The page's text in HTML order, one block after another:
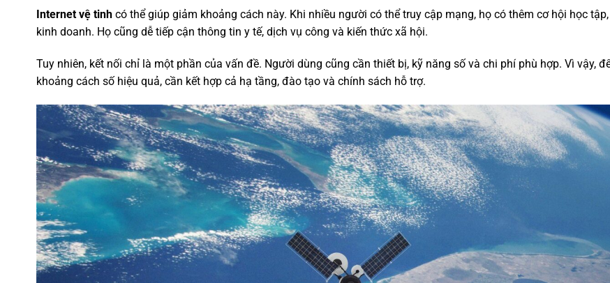
Internet vệ tinh có thể giúp giảm khoảng cách này. Khi nhiều người có thể truy cập mạng, họ có thêm cơ hội học
kinh doanh. Họ cũng dễ tiếp cận thông tin y tế, dịch vụ công và kiến thức xã hội.
Tuy nhiên, kết nối chỉ là một phần của vấn đề. Người dùng cũng cần thiết bị, kỹ năng số và chi phí phù hợp. Vì vậy,
khoảng cách số hiệu quả, cần kết hợp cả hạ tầng, đào tạo và chính sách hỗ trợ.